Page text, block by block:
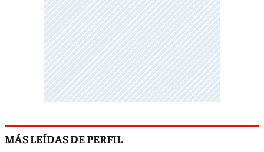
MÁS LEÍDAS DE PERFIL